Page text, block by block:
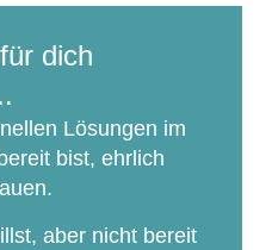
dich
Lösungen im
bist, ehrlich
aber nicht bereit